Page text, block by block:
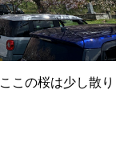
この桜は少し散り